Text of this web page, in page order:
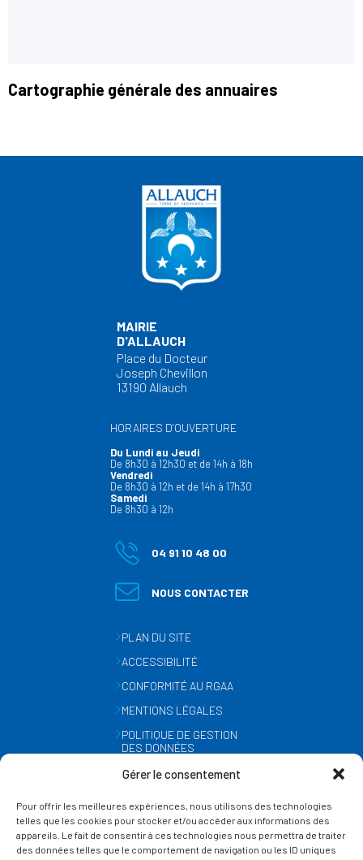
Gérer le consentement
Pour offrir les meilleures expériences, nous utilisons des technologies
telles que les cookies pour stocker et/ou accéder aux informations des
appareils. Le fait de consentir à ces technologies nous permettra de traiter
des données telles que le comportement de navigation ou les ID uniques
Cartographie générale des annuaires
MAIRIE
D'ALLAUCH
Place du Docteur
Joseph Chevillon
13190 Allauch
HORAIRES D’OUVERTURE
Du Lundi au Jeudi
De 8h30 à 12h30 et de 14h à 18h
Vendredi
De 8h30 à 12h et de 14h à 17h30
Samedi
De 8h30 à 12h
04 91 10 48 00
NOUS CONTACTER
PLAN DU SITE
ACCESSIBILITÉ
CONFORMITÉ AU RGAA
MENTIONS LÉGALES
POLITIQUE DE GESTION
DES DONNÉES
GESTION DES COOKIES